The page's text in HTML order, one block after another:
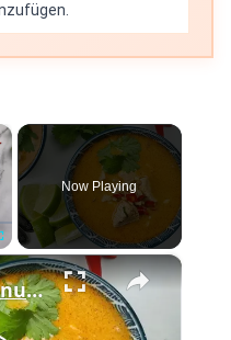
×
Fullscreen
Now Playing
×
Thai Curry Peanut Soup Recipe